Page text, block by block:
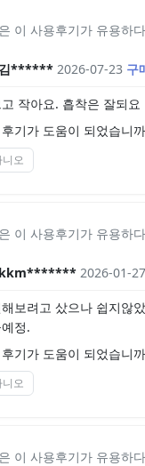
름 진짜같거든요. 물론 3
래서 진공펠라 연습하
들었어요.
콘돔을 씌워서 애널에 삽
저와 요놈에게 바르고,
무... 아파여...
파지겠지? 라는 생각으로
면서 잠깐 좋아지기는 했
게 더 커서 여러 번 시도
수는 없겠어요... 포기
, 과제하려고 의자에 앉아
한 감각이 약간 남아있어
이 사용후기가 유용하
김****** 2026-07-23 구
작아요. 흡착은 잘되요
기가 도움이 되었습니
니오
이 사용후기가 유용하
kkm******* 2026-01-27
보려고 샀으나 쉽지않
정.
기가 도움이 되었습니
니오
이 사용후기가 유용하